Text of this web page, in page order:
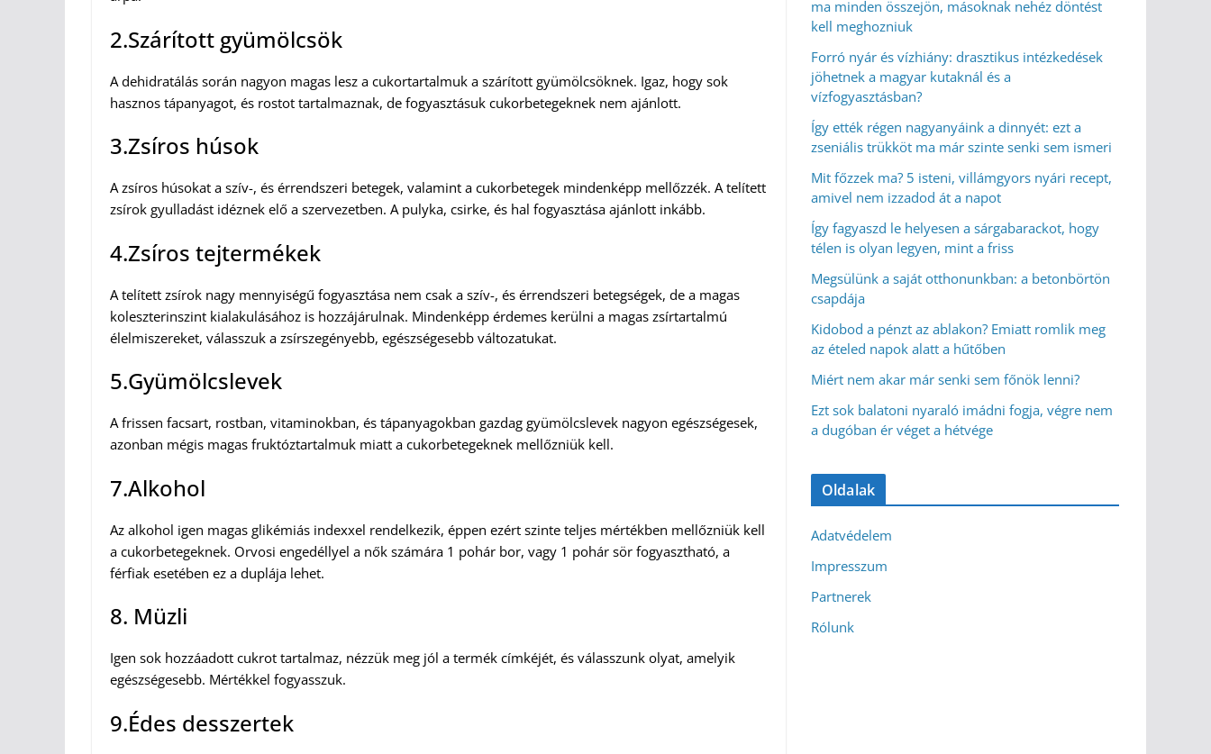
2.Szárított gyümölcsök
A dehidratálás során nagyon magas lesz a cukortartalmuk a szárított gyümölcsöknek. Igaz, hogy sok
hasznos tápanyagot, és rostot tartalmaznak, de fogyasztásuk cukorbetegeknek nem ajánlott.
3.Zsíros húsok
A zsíros húsokat a szív-, és érrendszeri betegek, valamint a cukorbetegek mindenképp mellőzzék. A telített
zsírok gyulladást idéznek elő a szervezetben. A pulyka, csirke, és hal fogyasztása ajánlott inkább.
4.Zsíros tejtermékek
A telített zsírok nagy mennyiségű fogyasztása nem csak a szív-, és érrendszeri betegségek, de a magas
koleszterinszint kialakulásához is hozzájárulnak. Mindenképp érdemes kerülni a magas zsírtartalmú
élelmiszereket, válasszuk a zsírszegényebb, egészségesebb változatukat.
5.Gyümölcslevek
A frissen facsart, rostban, vitaminokban, és tápanyagokban gazdag gyümölcslevek nagyon egészségesek,
azonban mégis magas fruktóztartalmuk miatt a cukorbetegeknek mellőzniük kell.
7.Alkohol
Az alkohol igen magas glikémiás indexxel rendelkezik, éppen ezért szinte teljes mértékben mellőzniük kell
a cukorbetegeknek. Orvosi engedéllyel a nők számára 1 pohár bor, vagy 1 pohár sör fogyasztható, a
férfiak esetében ez a duplája lehet.
8. Müzli
Igen sok hozzáadott cukrot tartalmaz, nézzük meg jól a termék címkéjét, és válasszunk olyat, amelyik
egészségesebb. Mértékkel fogyasszuk.
9.Édes desszertek
ma minden összejön, másoknak nehéz döntést
kell meghozniuk
Forró nyár és vízhiány: drasztikus intézkedések
jöhetnek a magyar kutaknál és a
vízfogyasztásban?
Így ették régen nagyanyáink a dinnyét: ezt a
zseniális trükköt ma már szinte senki sem ismeri
Mit főzzek ma? 5 isteni, villámgyors nyári recept,
amivel nem izzadod át a napot
Így fagyaszd le helyesen a sárgabarackot, hogy
télen is olyan legyen, mint a friss
Megsülünk a saját otthonunkban: a betonbörtön
csapdája
Kidobod a pénzt az ablakon? Emiatt romlik meg
az ételed napok alatt a hűtőben
Miért nem akar már senki sem főnök lenni?
Ezt sok balatoni nyaraló imádni fogja, végre nem
a dugóban ér véget a hétvége
Oldalak
Adatvédelem
Impresszum
Partnerek
Rólunk